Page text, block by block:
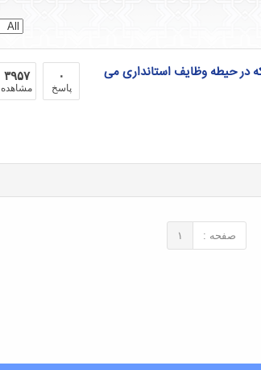
در حیطه وظایف استانداری می
۰
پاسخ
۳۹۵۷
مشاهده
صفحه : ۱